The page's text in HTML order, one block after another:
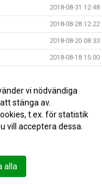
2018-08-31 12:48
2018-08-28 12:22
2018-08-20 08:33
2018-08-18 15:00
2018-08-09 11:29
2018-08-07 17:34
2018-08-07 08:50
vi nödvändiga
stänga av.
t.ex. för statistik
vill acceptera dessa.
alla